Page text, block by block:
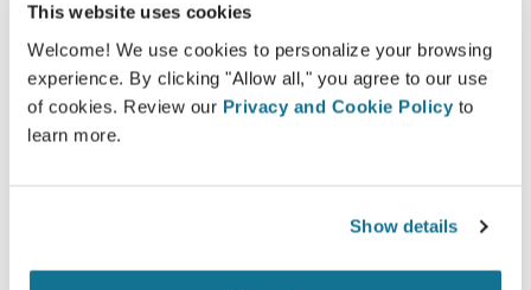
This website uses cookies
Welcome! We use cookies to personalize your browsing
experience. By clicking "Allow all," you agree to our use
of cookies. Review our Privacy and Cookie Policy to
learn more.
Show details
Crisalix 3D prima dell'intervento*
*Sondaggio online realizzato tra maggio 2010 e settembre